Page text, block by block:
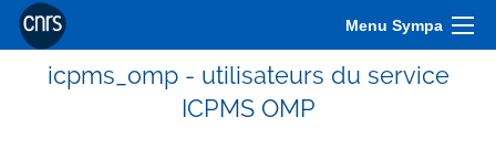
Menu Sympa
icpms_omp - utilisateurs du service
ICPMS OMP